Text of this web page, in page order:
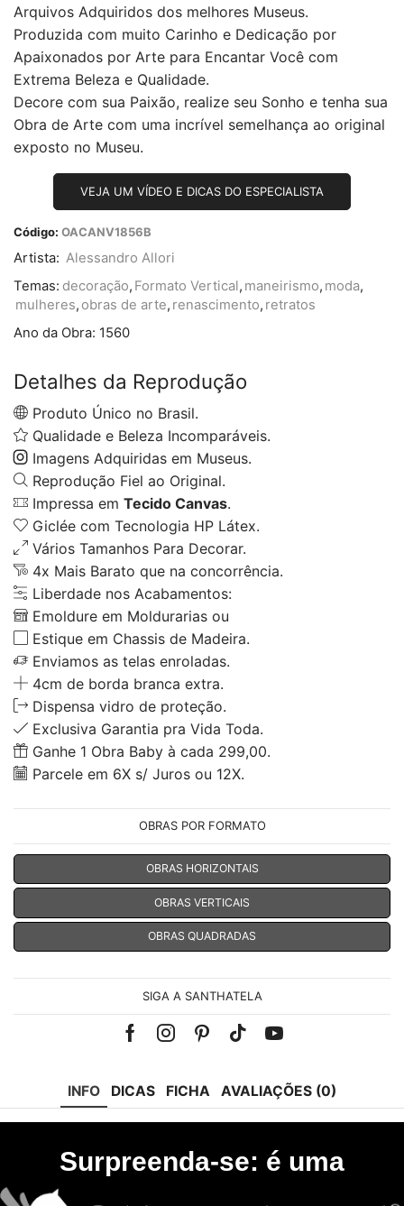
Arquivos Adquiridos dos melhores Museus.
Produzida com muito Carinho e Dedicação por
Apaixonados por Arte para Encantar Você com
Extrema Beleza e Qualidade.
Decore com sua Paixão, realize seu Sonho e tenha sua
Obra de Arte com uma incrível semelhança ao original
exposto no Museu.
VEJA UM VÍDEO E DICAS DO ESPECIALISTA
Código: OACANV1856B
Artista: Alessandro Allori
Temas: decoração, Formato Vertical , maneirismo, moda,
mulheres, obras de arte, renascimento, retratos
Ano da Obra: 1560
Detalhes da Reprodução
Produto Único no Brasil.
Qualidade e Beleza Incomparáveis.
Imagens Adquiridas em Museus.
Reprodução Fiel ao Original.
Impressa em Tecido Canvas.
Giclée com Tecnologia HP Látex.
Vários Tamanhos Para Decorar.
4x Mais Barato que na concorrência.
Liberdade nos Acabamentos:
Emoldure em Moldurarias ou
Estique em Chassis de Madeira.
Enviamos as telas enroladas.
4cm de borda branca extra.
Dispensa vidro de proteção.
Exclusiva Garantia pra Vida Toda.
Ganhe 1 Obra Baby à cada 299,00.
Parcele em 6X s/ Juros ou 12X.
OBRAS POR FORMATO
OBRAS HORIZONTAIS
OBRAS VERTICAIS
OBRAS QUADRADAS
SIGA A SANTHATELA
FacebookInstagramPinterest
Tik-Youtube
INFO DICAS FICHA AVALIAÇÕES (0)
Surpreenda-se: é uma